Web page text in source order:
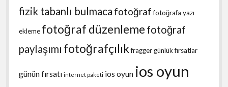
fizik tabanlı bulmaca fotoğraf fotoğrafa yazı
ekleme fotoğraf düzenleme fotoğraf
paylaşımı fotoğrafçılıkfraggergünlük fırsatlar
günün fırsatı internet paketi ios oyun ios oyun